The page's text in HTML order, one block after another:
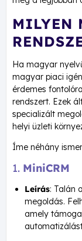
MILYEN
Ha magyar
magyar piaci
érdemes
rendszert. Ezek
specializált
helyi üzleti
Íme néhány
1. MiniCRM
Leírás: Talán
megoldás.
amely